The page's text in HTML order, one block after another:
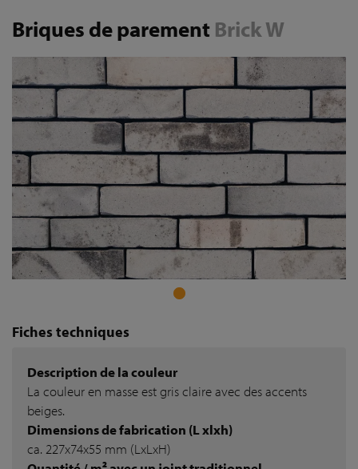
Briques de parement Brick W
Fiches techniques
Description de la couleur
La couleur en masse est gris claire avec des accents
beiges.
Dimensions de fabrication (L xlxh)
ca. 227x74x55 mm (LxLxH)